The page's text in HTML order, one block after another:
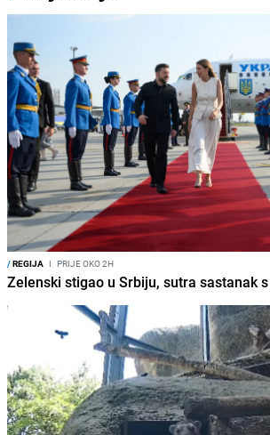
/REGIJA I PRIJE OKO 2H
Zelenski stigao u Srbiju, sutra sastanak